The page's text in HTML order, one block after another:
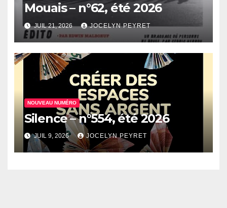
Mouais – n°62, été 2026
JUIL 21, 2026 JOCELYN PEYRET
NOUVEAU NUMÉRO
Silence – n°554, été 2026
JUIL 9, 2026 JOCELYN PEYRET